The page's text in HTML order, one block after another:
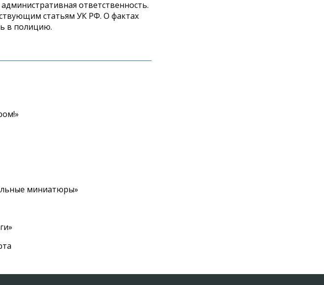
ответственность.
статьям УК РФ. О фактах
в полицию.
миниатюры»